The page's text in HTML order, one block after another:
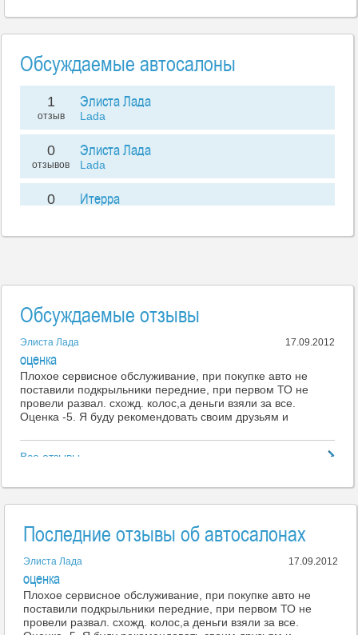
Обсуждаемые автосалоны
1
отзыв
Элиста Лада
Lada
0
отзывов
Элиста Лада
Lada
0 Итерра
Обсуждаемые отзывы
17.09.2012
Элиста Лада
оценка
Плохое сервисное обслуживание, при покупке авто не
поставили подкрыльники передние, при первом ТО не
провели развал. схожд. колос,а деньги взяли за все.
Оценка -5. Я буду рекомендовать своим друзьям и
Все отзывы
Последние отзывы об автосалонах
17.09.2012
Элиста Лада
оценка
Плохое сервисное обслуживание, при покупке авто не
поставили подкрыльники передние, при первом ТО не
провели развал. схожд. колос,а деньги взяли за все.